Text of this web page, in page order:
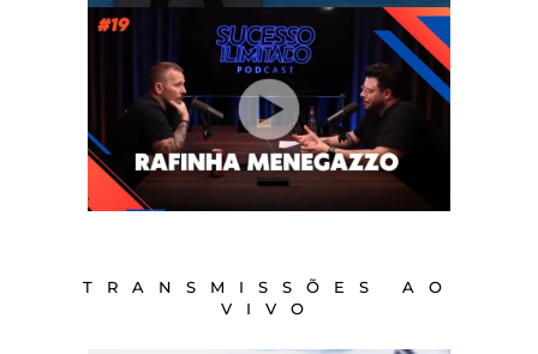
TRANSMISSÕES AO
VIVO